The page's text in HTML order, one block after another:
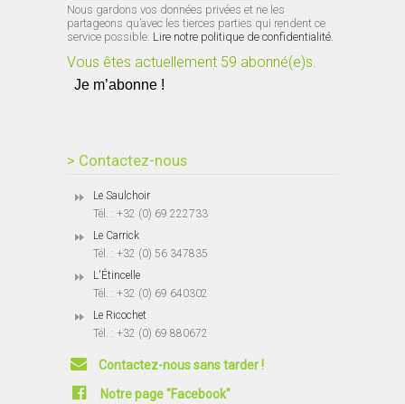
Nous gardons vos données privées et ne les
partageons qu’avec les tierces parties qui rendent ce
service possible. Lire notre politique de confidentialité.
Vous êtes actuellement 59 abonné(e)s.
> Contactez-nous
Le Saulchoir
Tél. : +32 (0) 69 222733
Le Carrick
Tél. : +32 (0) 56 347835
L'Étincelle
Tél. : +32 (0) 69 640302
Le Ricochet
Tél. : +32 (0) 69 880672
Contactez-nous sans tarder !
Notre page "Facebook"